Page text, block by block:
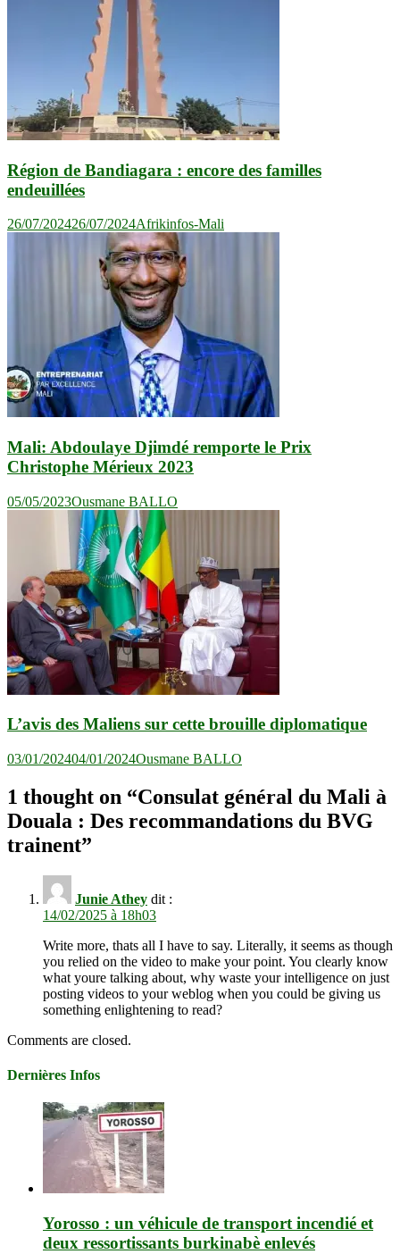
Région de Bandiagara : encore des familles
endeuillées
26/07/202426/07/2024Afrikinfos-Mali
Mali: Abdoulaye Djimdé remporte le Prix
Christophe Mérieux 2023
05/05/2023Ousmane BALLO
L’avis des Maliens sur cette brouille diplomatique
03/01/202404/01/2024Ousmane BALLO
1 thought on “Consulat général du Mali à
Douala : Des recommandations du BVG
trainent”
Junie Athey dit :
14/02/2025 à 18h03
Write more, thats all I have to say. Literally, it seems as though
you relied on the video to make your point. You clearly know
what youre talking about, why waste your intelligence on just
posting videos to your weblog when you could be giving us
something enlightening to read?
Comments are closed.
Dernières Infos
Yorosso : un véhicule de transport incendié et
deux ressortissants burkinabè enlevés